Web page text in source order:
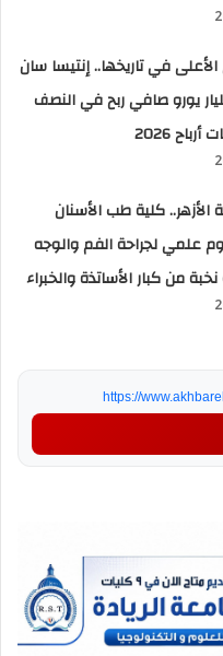
في تاريخها.. إنتيسا سان
تحقق 5.6 مليار يورو صافي ربح في النصف
2026
الأزهر.. كلية طب الأسنان
علمي لجراحة الفم والوجه
من كبار الأساتذة والخبراء
https://